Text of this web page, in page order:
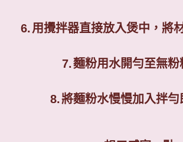
6.用攪拌器直接放入煲中，將
7.麵粉用水開勻至無粉
8.將麵粉水慢慢加入拌勻